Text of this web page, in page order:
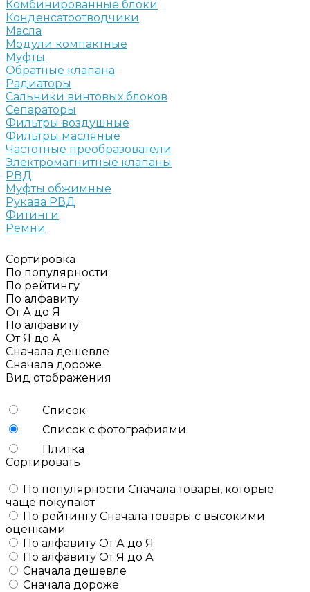
Комбинированные блоки
Конденсатоотводчики
Масла
Модули компактные
Муфты
Обратные клапана
Радиаторы
Сальники винтовых блоков
Сепараторы
Фильтры воздушные
Фильтры масляные
Частотные преобразователи
Электромагнитные клапаны
РВД
Муфты обжимные
Рукава РВД
Фитинги
Ремни
Сортировка
По популярности
По рейтингу
По алфавиту
От А до Я
По алфавиту
От Я до А
Сначала дешевле
Сначала дороже
Вид отображения
Список
Список с фотографиями
Плитка
Сортировать
По популярности Сначала товары, которые
чаще покупают
По рейтингу Сначала товары с высокими
оценками
По алфавиту От А до Я
По алфавиту От Я до А
Сначала дешевле
Сначала дороже